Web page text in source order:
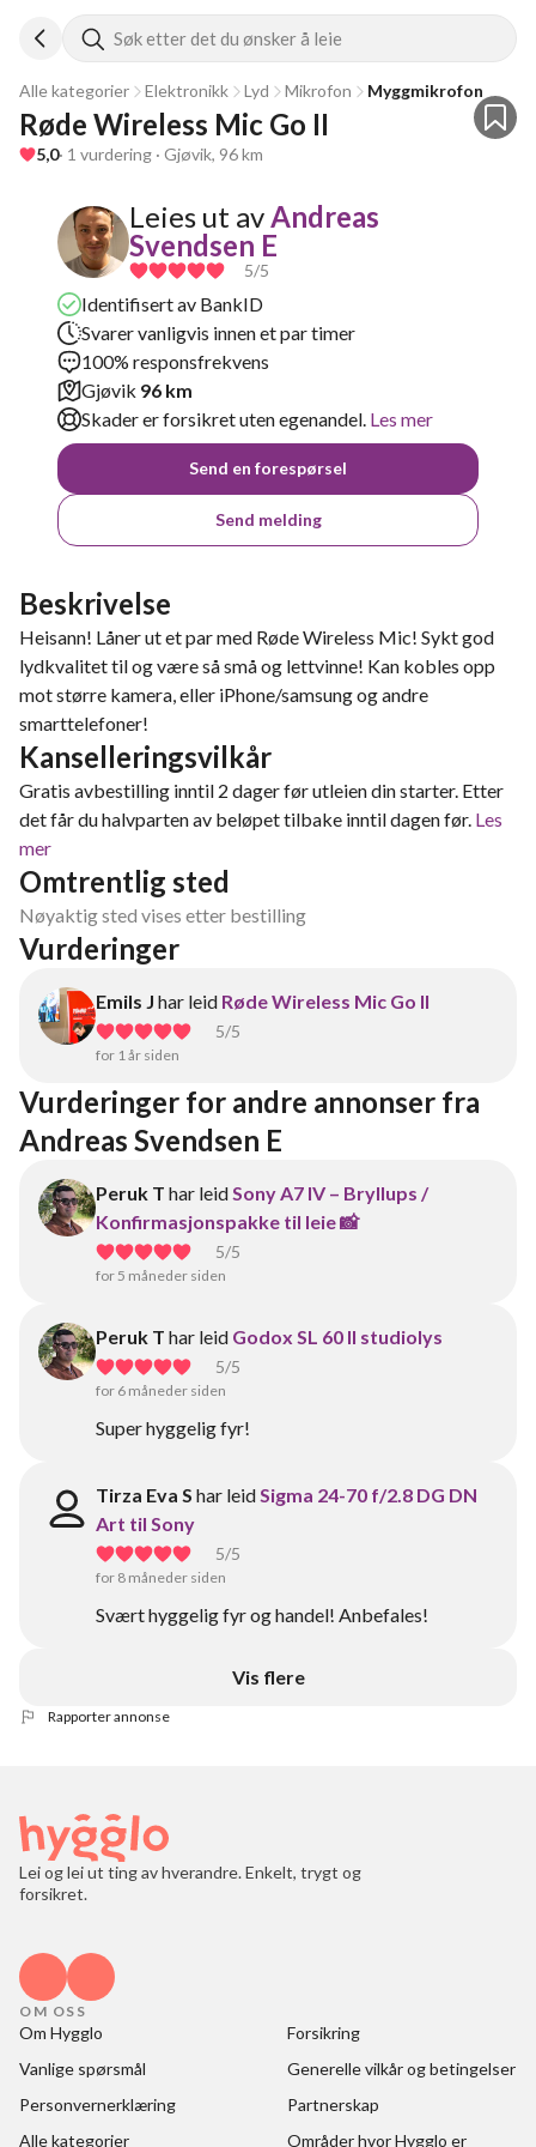
Søk etter det du ønsker å leie
Alle kategorier Elektronikk Lyd Mikrofon Myggmikrofon
Røde Wireless Mic Go II
5,0· 1 vurdering · Gjøvik, 96 km
Leies ut avAndreas
Svendsen E
5/5
Identifisert av BankID
Svarer vanligvis innen et par timer
100% responsfrekvens
Gjøvik 96 km
Skader er forsikret uten egenandel. Les mer
Send en forespørsel
Send melding
Beskrivelse
Heisann! Låner ut et par med Røde Wireless Mic! Sykt god
lydkvalitet til og være så små og lettvinne! Kan kobles opp
mot større kamera, eller iPhone/samsung og andre
smarttelefoner!
Kanselleringsvilkår
Gratis avbestilling inntil 2 dager før utleien din starter. Etter
det får du halvparten av beløpet tilbake inntil dagen før. Les
mer
Omtrentlig sted
Nøyaktig sted vises etter bestilling
Vurderinger
Emils J har leid Røde Wireless Mic Go II
5/5
for 1 år siden
Vurderinger for andre annonser fra
Andreas Svendsen E
Peruk T har leidSony A7 IV – Bryllups /
Konfirmasjonspakke til leie 📸
5/5
for 5 måneder siden
Peruk T har leid Godox SL 60 II studiolys
5/5
for 6 måneder siden
Super hyggelig fyr!
Tirza Eva S har leidSigma 24-70 f/2.8 DG DN
Art til Sony
5/5
for 8 måneder siden
Svært hyggelig fyr og handel! Anbefales!
Vis flere
Rapporter annonse
Lei og lei ut ting av hverandre. Enkelt, trygt og
forsikret.
OM OSS
Om Hygglo
Forsikring
Vanlige spørsmål
Generelle vilkår og betingelser
Personvernerklæring
Partnerskap
Alle kategorier
Områder hvor Hygglo er